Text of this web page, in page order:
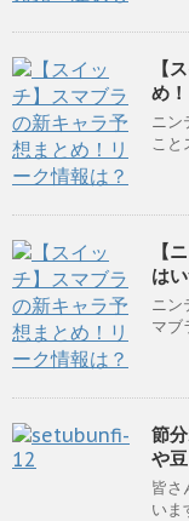
【
め
ニン
こと
【
は
ニン
マブ
節
や
皆さ
いま